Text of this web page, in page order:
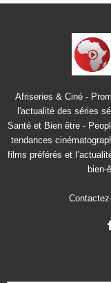
Afriseries & Ciné -
l'actualité des séries
Santé et Bien être -
tendances
films préférés et
bien-